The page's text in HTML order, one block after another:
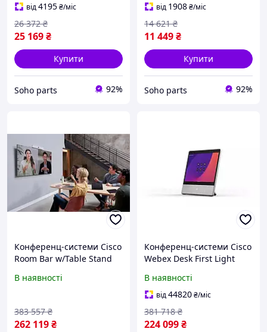
від4195₴/міс
25 169₴
26 372 ₴
Купити
Soho parts 92%
від 1908₴/міс
11 449₴
14 621 ₴
Купити
Soho parts 92%
Конференц-системи Cisco
Room Bar w/Table Stand
K9)
В наявності
262 119₴
383 557 ₴
Конференц-системи Cisco
Webex Desk First Light
В наявності
від44820₴/міс
224 099₴
381 718 ₴